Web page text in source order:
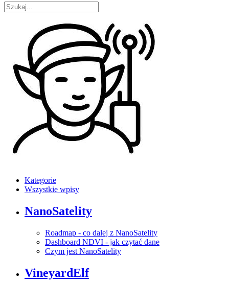
Kategorie
Wszystkie wpisy
NanoSatelity
Roadmap - co dalej z NanoSatelity
Dashboard NDVI - jak czytać dane
Czym jest NanoSatelity
VineyardElf